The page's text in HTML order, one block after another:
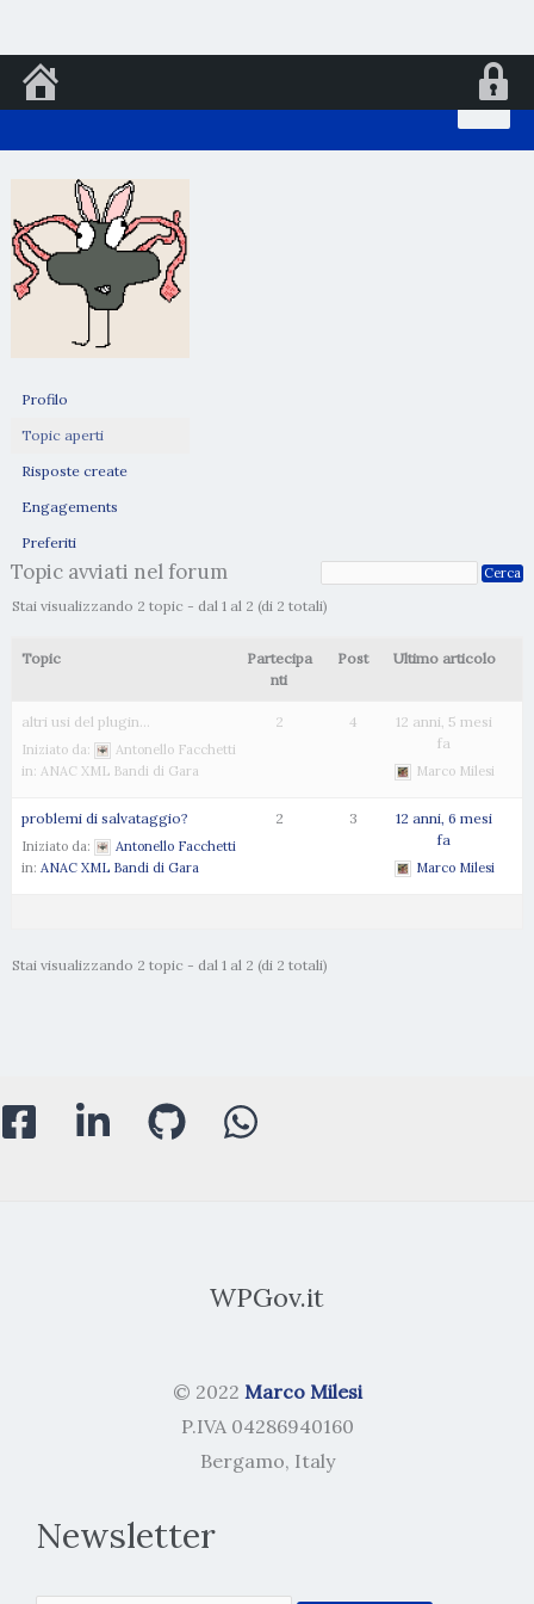
al
Profilo
Topic aperti
Risposte create
Engagements
Preferiti
Topic avviati nel forum
Stai visualizzando 2 topic - dal 1 al 2 (di 2 totali)
Topic
Partecipa
nti
Post Ultimo articolo
altri usi del plugin…
Iniziato da:
Antonello Facchetti
in: ANAC XML Bandi di Gara
2 4
12 anni, 5 mesi
fa
Marco Milesi
problemi di salvataggio?
Iniziato da:
Antonello Facchetti
in: ANAC XML Bandi di Gara
2 3
12 anni, 6 mesi
fa
Marco Milesi
Stai visualizzando 2 topic - dal 1 al 2 (di 2 totali)
WPGov.it
© 2022 Marco Milesi
P.IVA 04286940160
Bergamo, Italy
Newsletter